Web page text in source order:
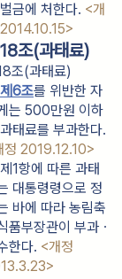
금에 처한다. <개
조(과태료)
조(과태료)
제6조를 위반한 자
는 500만원 이하
정 2019.12.10>
1항에 따른 과태
대통령령으로 정
바에 따라 농림축
품부장관이 부과ㆍ
한다. <개정